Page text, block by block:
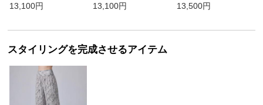
13,100円
13,100円
13,500円
スタイリングを完成させるアイテム